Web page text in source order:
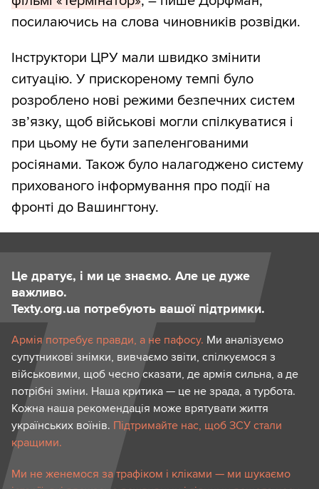
посилаючись на слова чиновників розвідки.
Інструктори ЦРУ мали швидко змінити
ситуацію. У прискореному темпі було
розроблено нові режими безпечних систем
зв’язку, щоб військові могли спілкуватися і
при цьому не бути запеленгованими
росіянами. Також було налагоджено систему
прихованого інформування про події на
фронті до Вашингтону.
Це дратує, і ми це знаємо. Але це дуже
важливо.
Texty.org.ua потребують вашої підтримки.
Армія потребує правди, а не пафосу. Ми аналізуємо
супутникові знімки, вивчаємо звіти, спілкуємося з
військовими, щоб чесно сказати, де армія сильна, а де
потрібні зміни. Наша критика — це не зрада, а турбота.
Кожна наша рекомендація може врятувати життя
українських воїнів. Підтримайте нас, щоб ЗСУ стали
кращими.
Ми не женемося за трафіком і кліками — ми шукаємо